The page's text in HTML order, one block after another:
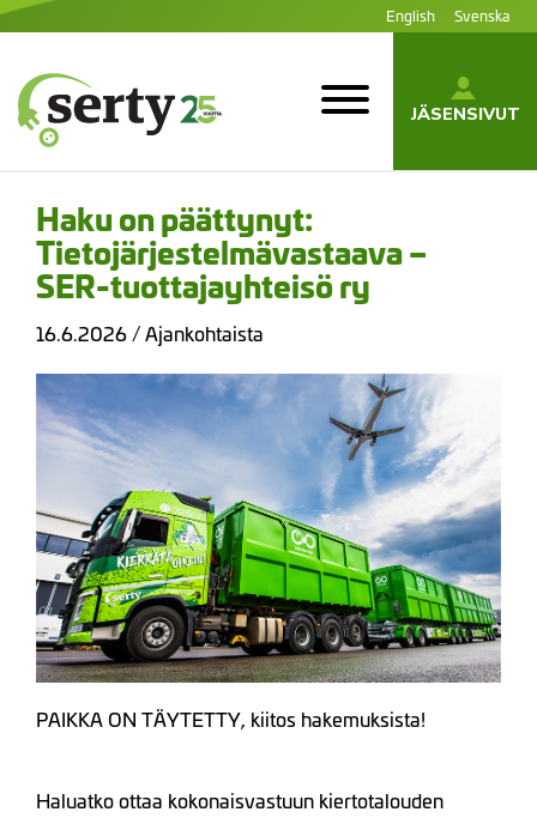
Siirry
sisältöön
English Svenska
JÄSENSIVUT
Haku on päättynyt:
Tietojärjestelmävastaava –
SER-tuottajayhteisö ry
16.6.2026 /Ajankohtaista
PAIKKA ON TÄYTETTY, kiitos hakemuksista!
Haluatko ottaa kokonaisvastuun kiertotalouden